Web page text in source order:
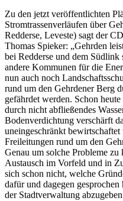
Zu den jetzt veröffentlichten
Stromtrassenverläufen über
Redderse, Leveste) sagt der
Thomas Spieker: „Gehrden
bei Redderse und dem
andere Kommunen für die
nun auch noch
rund um den Gehrdener Berg
gefährdet werden. Schon
durch nicht abfließendes
Bodenverdichtung verschärft
uneingeschränkt
Freileitungen rund um den
Genau um solche Probleme zu
Austausch im Vorfeld und in
sich schon nicht, welche
dafür und dagegen
der Stadtverwaltung